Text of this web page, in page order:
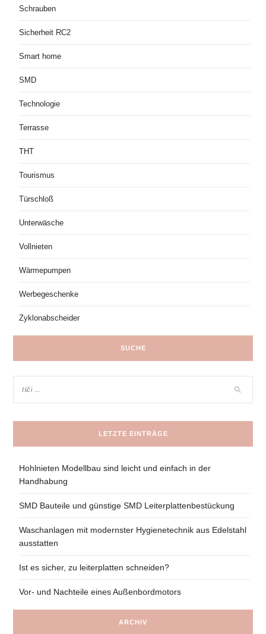
Schrauben
Sicherheit RC2
Smart home
SMD
Technologie
Terrasse
THT
Tourismus
Türschloß
Unterwäsche
Vollnieten
Wärmepumpen
Werbegeschenke
Zyklonabscheider
SUCHE
LETZTE EINTRÄGE
Hohlnieten Modellbau sind leicht und einfach in der
Handhabung
SMD Bauteile und günstige SMD Leiterplattenbestückung
Waschanlagen mit modernster Hygienetechnik aus Edelstahl
ausstatten
Ist es sicher, zu leiterplatten schneiden?
Vor- und Nachteile eines Außenbordmotors
ARCHIV